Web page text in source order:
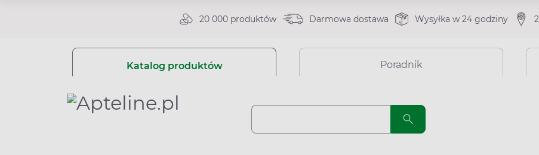
20 000 produktów Darmowa dostawa Wysyłka w 24 godziny
Katalog produktów Poradnik